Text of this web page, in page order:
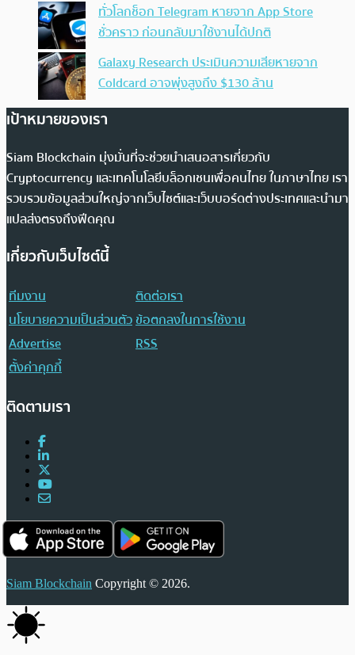
ทั่วโลกช็อก Telegram หายจาก App Store
ชั่วคราว ก่อนกลับมาใช้งานได้ปกติ
Galaxy Research ประเมินความเสียหายจาก
Coldcard อาจพุ่งสูงถึง $130 ล้าน
เป้าหมายของเรา
Siam Blockchain มุ่งมั่นที่จะช่วยนำเสนอสารเกี่ยวกับ
Cryptocurrency และเทคโนโลยีบล็อกเชนเพื่อคนไทย ในภาษาไทย เรา
รวบรวมข้อมูลส่วนใหญ่จากเว็บไซต์และเว็บบอร์ดต่างประเทศและนำมา
แปลส่งตรงถึงฟีดคุณ
เกี่ยวกับเว็บไซต์นี้
ทีมงาน
ติดต่อเรา
นโยบายความเป็นส่วนตัวข้อตกลงในการใช้งาน
Advertise
RSS
ตั้งค่าคุกกี้
ติดตามเรา
Siam Blockchain Copyright © 2026.